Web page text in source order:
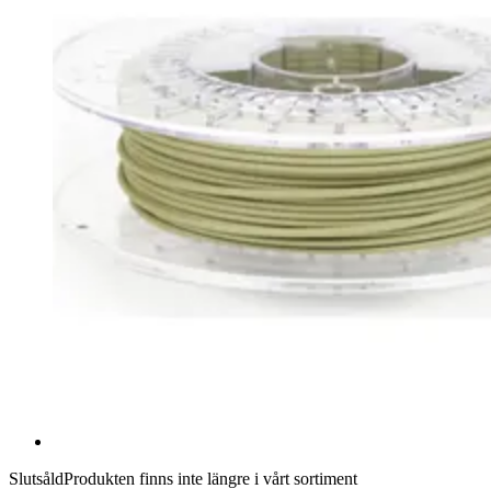
SlutsåldProdukten finns inte längre i vårt sortiment